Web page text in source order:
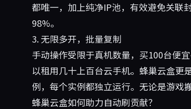
都唯一，加上纯净IP池，有效避免关联
98%。
3. 无限多开，批量复制
手动操作受限于真机数量，买100台便
以租用几十上百台云手机。蜂巢云盒更
例，每个实例都独立运行。无论是游戏
蜂巢云盒如何助力自动刷贡献？